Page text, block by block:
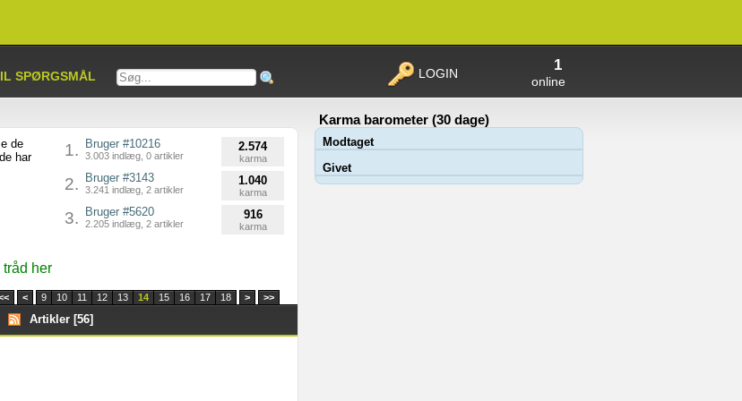
SPØRGSMÅL
1
online
LOGIN
de
har
2.574
karma
1. Bruger #10216
3.003 indlæg, 0 artikler
1.040
karma
2. Bruger #3143
3.241 indlæg, 2 artikler
916
karma
3. Bruger #5620
2.205 indlæg, 2 artikler
her
< 9 10 11 12 13 14 15 16 17 18 > >>
Artikler [56]
Karma barometer (30 dage)
Modtaget
Givet